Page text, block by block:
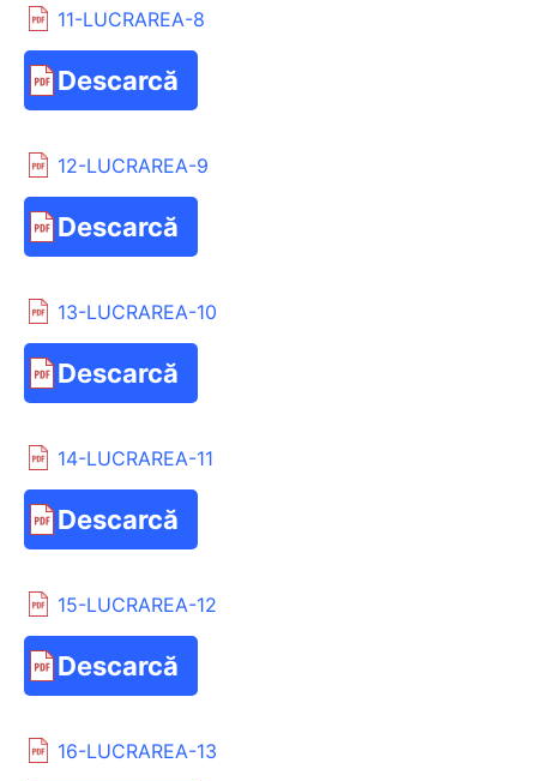
11-LUCRAREA-8
Descarcă
12-LUCRAREA-9
Descarcă
13-LUCRAREA-10
Descarcă
14-LUCRAREA-11
Descarcă
15-LUCRAREA-12
Descarcă
16-LUCRAREA-13